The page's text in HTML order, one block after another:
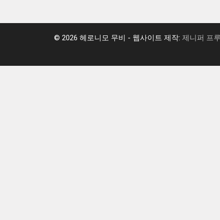
© 2026 헤로니모 무비 - 웹사이트 제작: 제니퍼 프